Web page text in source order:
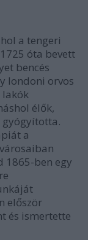
a tengeri
óta bevett
bencés
londoni orvos
élők,
gyógyította.
a
1865-ben egy
először
és ismertette